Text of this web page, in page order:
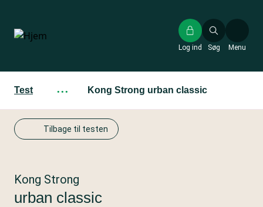
hovedindhold
Søg
Log ind Menu
Test ··· Kong Strong urban classic
Tilbage til testen
Kong Strong
urban classic